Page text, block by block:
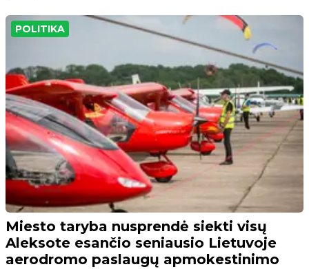
POLITIKA
Miesto taryba nusprendė siekti visų
Aleksote esančio seniausio Lietuvoje
aerodromo paslaugų apmokestinimo